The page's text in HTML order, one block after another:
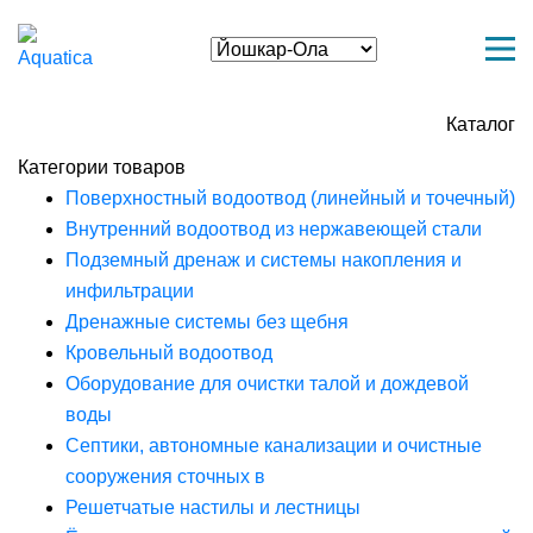
Каталог
Категории товаров
Поверхностный водоотвод (линейный и точечный)
Внутренний водоотвод из нержавеющей стали
Подземный дренаж и системы накопления и
инфильтрации
Дренажные системы без щебня
Кровельный водоотвод
Оборудование для очистки талой и дождевой
воды
Септики, автономные канализации и очистные
сооружения сточных в
Решетчатые настилы и лестницы